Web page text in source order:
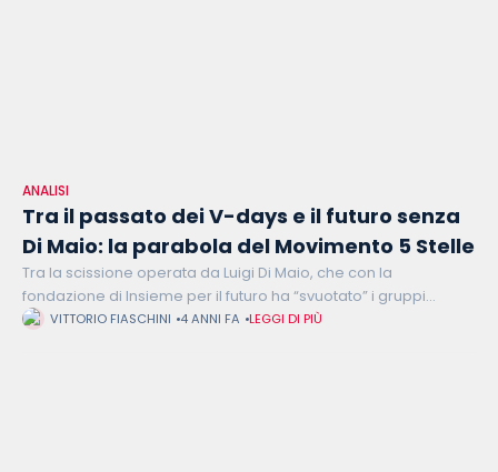
ANALISI
Tra il passato dei V-days e il futuro senza
Di Maio: la parabola del Movimento 5 Stelle
Tra la scissione operata da Luigi Di Maio, che con la
fondazione di Insieme per il futuro ha “svuotato” i gruppi
parlamentari grillini, e l’astensione voluta dall’ex Presidente
VITTORIO FIASCHINI 4 ANNI FA LEGGI DI PIÙ